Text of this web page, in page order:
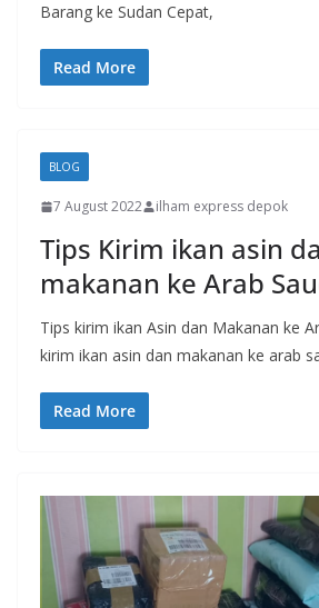
Barang ke Sudan Cepat,
Read More
BLOG
7 August 2022 ilham express depok
Tips Kirim ikan asin
makanan ke Arab
Tips kirim ikan Asin dan Makanan ke
kirim ikan asin dan makanan ke arab
Read More